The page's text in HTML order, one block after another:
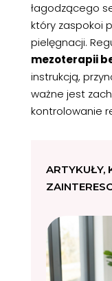
łagodzącego
który zaspokoi
pielęgnacji.
mezoterapii
instrukcją,
ważne jest
kontrolowanie
ARTYKUŁY,